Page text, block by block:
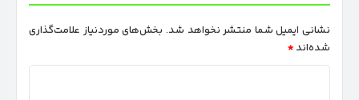
نشانی ایمیل شما منتشر نخواهد شد. بخش‌های موردنیاز علامت‌گذاری
شده‌اند *